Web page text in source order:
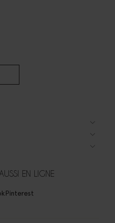
EN LIGNE
Pinterest